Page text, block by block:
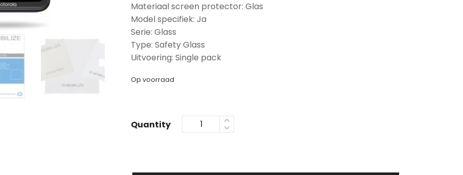
Materiaal screen protector: Glas
Model specifiek: Ja
Serie: Glass
Type: Safety Glass
Uitvoering: Single pack
Op voorraad
Quantity